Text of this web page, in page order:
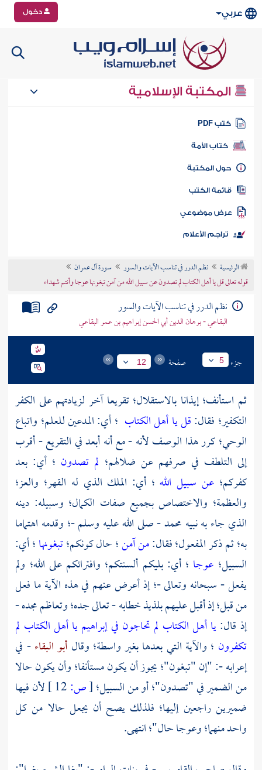
عربي دخول
المكتبة الإسلامية
كتب PDF
كتاب الأمة
المكتبة
الكتب
موضوعي
تراجم الأعلام
الرئيسية نظم الدرر في تناسب الآيات والسور
سورة آل عمران
قوله تعالى قل يا أهل الكتاب لم تصدون عن سبيل الله من آمن تبغونها عوجا وأنتم شهداء
نظم الدرر في تناسب الآيات والسور
البقاعي - برهان الدين أبي الحسن إبراهيم بن عمر البقاعي
جزء 5 صفحة 12
ثم استأنف؛ إيذانا بالاستقلال؛ تقريعا آخر لزيادتهم على الكفر
التكفير؛ فقال:قل يا أهل الكتاب ؛ أي: المدعين للعلم؛ واتباع
الوحي؛ كرر هذا الوصف لأنه - مع أنه أبعد في التقريع - أقرب
إلى التلطف في صرفهم عن ضلالهم؛ لم تصدون ؛ أي: بعد
كفركم؛عن سبيل الله ؛ أي: الملك الذي له القهر؛ والعز؛
والعظمة؛ والاختصاص بجميع صفات الكمال؛ وسبيله: دينه
الذي جاء به نبيه محمد- صلى الله عليه وسلم -؛ وقدمه اهتماما
به؛ ثم ذكر المفعول؛ فقال:من آمن؛ حال كونكم؛تبغونها؛ أي:
السبيل؛ عوجا ؛ أي: بليكم ألسنتكم؛ وافترائكم على الله؛ ولم
يفعل - سبحانه وتعالى -؛ إذ أعرض عنهم في هذه الآية ما فعل
من قبل؛ إذ أقبل عليهم بلذيذ خطابه - تعالى جده؛ وتعاظم مجده -
إذ قال:يا أهل الكتاب لم تحاجون في إبراهيميا أهل الكتاب لم
تكفرون ؛ والآية التي بعدها بغير واسطة؛ وقال أبو البقاء- في
إعرابه -: "إن "تبغون"؛ يجوز أن يكون مستأنفا؛ وأن يكون حالا
من الضمير في "تصدون"؛ أو من السبيل؛[ص:
لأن فيها
ضميرين راجعين إليها؛ فلذلك يصح أن يجعل حالا من كل
واحد منهما؛ وعوجا حال"؛ انتهى.